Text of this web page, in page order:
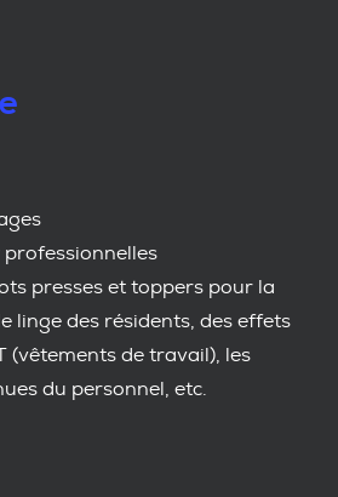
presses et toppers pour la
linge des résidents, des effets
(vêtements de travail), les
du personnel, etc.